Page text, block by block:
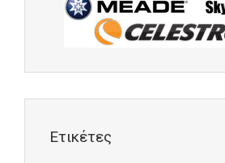
Ετικέτες